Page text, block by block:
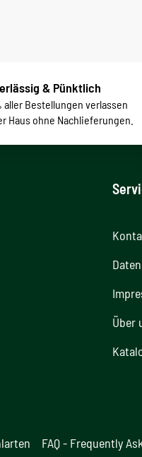
& Pünktlich
aller Bestellungen verlassen
Haus ohne Nachlieferungen.
Über
FAQ - Frequently